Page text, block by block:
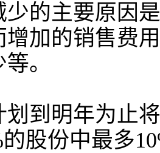
少的主要原因
增加的销售费
。
划到明年为止
股份中最多